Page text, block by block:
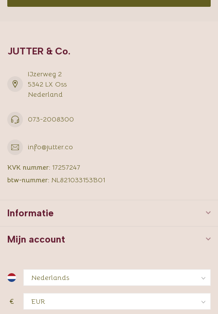
JUTTER & Co.
IJzerweg 2
5342 LX Oss
Nederland
073-2008300
info@jutter.co
KVK nummer: 17257247
btw-nummer: NL821033153B01
Informatie
Mijn account
€